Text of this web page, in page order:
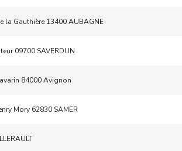
la Gauthière 13400 AUBAGNE
09700 SAVERDUN
84000 Avignon
Mory 62830 SAMER